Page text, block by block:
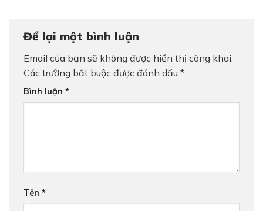
Để lại một bình luận
Email của bạn sẽ không được hiển thị công khai.
Các trường bắt buộc được đánh dấu *
Bình luận *
Tên *